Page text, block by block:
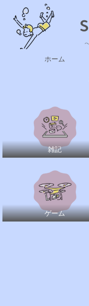
ホーム
雑記
ゲーム